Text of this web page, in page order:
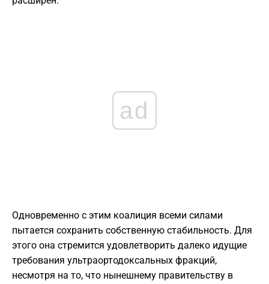
ad
Одновременно с этим коалиция всеми силами
пытается сохранить собственную стабильность. Для
этого она стремится удовлетворить далеко идущие
требования ультраортодоксальных фракций,
несмотря на то, что нынешнему правительству в